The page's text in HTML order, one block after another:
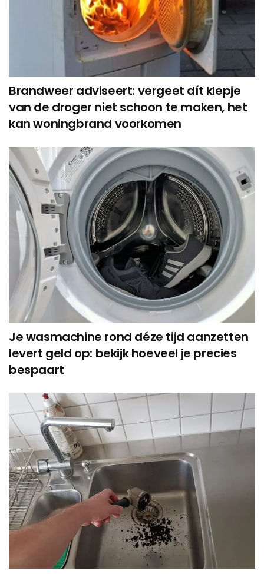
Brandweer adviseert: vergeet dít klepje
van de droger niet schoon te maken, het
kan woningbrand voorkomen
Je wasmachine rond déze tijd aanzetten
levert geld op: bekijk hoeveel je precies
bespaart